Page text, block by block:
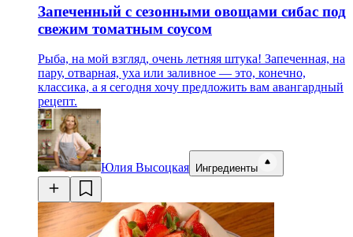
Запеченный с сезонными овощами сибас под
свежим томатным соусом
Рыба, на мой взгляд, очень летняя штука! Запеченная, на
пару, отварная, уха или заливное — это, конечно,
классика, а я сегодня хочу предложить вам авангардный
рецепт.
Юлия Высоцкая Ингредиенты